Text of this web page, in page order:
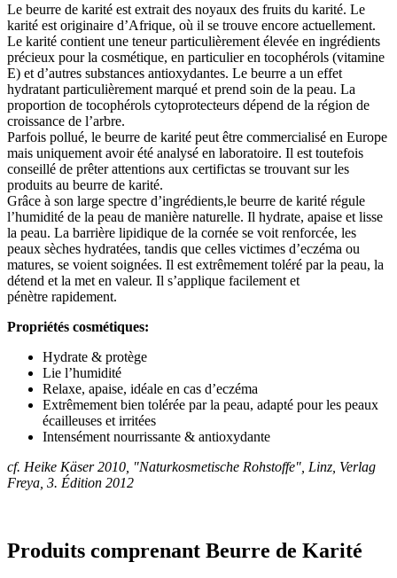
Le beurre de karité est extrait des noyaux des fruits du karité. Le
karité est originaire d’Afrique, où il se trouve encore actuellement.
Le karité contient une teneur particulièrement élevée en ingrédients
précieux pour la cosmétique, en particulier en tocophérols (vitamine
E) et d’autres substances antioxydantes. Le beurre a un effet
hydratant particulièrement marqué et prend soin de la peau. La
proportion de tocophérols cytoprotecteurs dépend de la région de
croissance de l’arbre.
Parfois pollué, le beurre de karité peut être commercialisé en Europe
mais uniquement avoir été analysé en laboratoire. Il est toutefois
conseillé de prêter attentions aux certifictas se trouvant sur les
produits au beurre de karité.
Grâce à son large spectre d’ingrédients,le beurre de karité régule
l’humidité de la peau de manière naturelle. Il hydrate, apaise et lisse
la peau. La barrière lipidique de la cornée se voit renforcée, les
peaux sèches hydratées, tandis que celles victimes d’eczéma ou
matures, se voient soignées. Il est extrêmement toléré par la peau, la
détend et la met en valeur. Il s’applique facilement et
pénètre rapidement.
Propriétés cosmétiques:
Hydrate & protège
Lie l’humidité
Relaxe, apaise, idéale en cas d’eczéma
Extrêmement bien tolérée par la peau, adapté pour les peaux
écailleuses et irritées
Intensément nourrissante & antioxydante
cf. Heike Käser 2010, "Naturkosmetische Rohstoffe", Linz, Verlag
Freya, 3. Édition 2012
Produits comprenant Beurre de Karité